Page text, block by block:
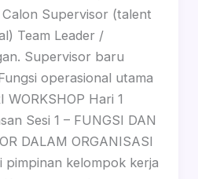
Supervisor (talent
Team Leader /
Supervisor baru
operasional utama
WORKSHOP Hari 1
Sesi 1 – FUNGSI DAN
DALAM ORGANISASI
pimpinan kelompok kerja